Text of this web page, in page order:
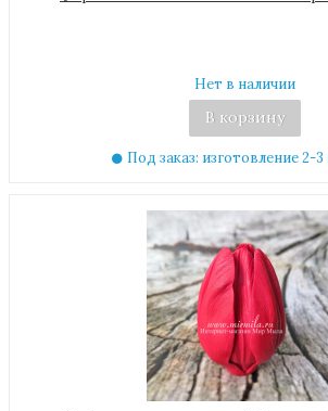
Нет в наличии
В корзину
Под заказ: изготовление 2-